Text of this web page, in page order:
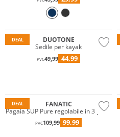
DEAL
DUOTONE
Sedile per kayak
PVC49,99 44,99
DEAL
FANATIC
Pagaia SUP Pure regolabile in 3 pezzi
PVC109,99 99,99